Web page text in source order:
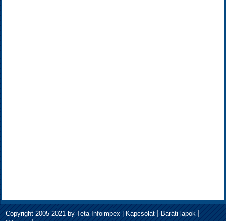
Copyright 2005-2021 by Teta Infoimpex | Kapcsolat| Baráti lapok|